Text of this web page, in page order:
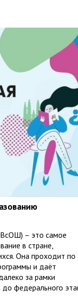
– это самое
в стране,
Она проходит по
и даёт
за рамки
до федерального